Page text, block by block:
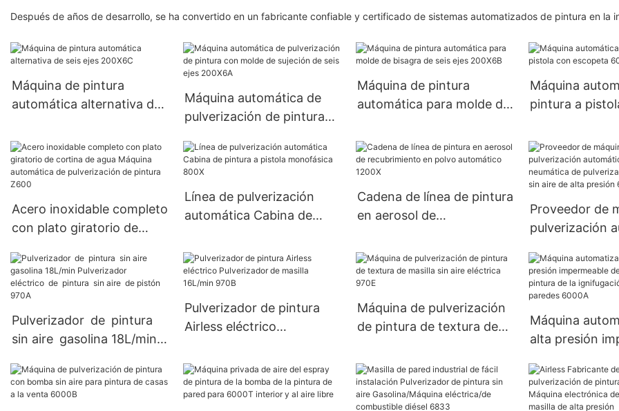
Después de años de desarrollo, se ha convertido en un fabricante confiable y certificado de sistemas automatizados de pintura en la
Máquina de pintura
automática alternativa de
Máquina automática de
pulverización de pintura
seis ejes 200X6A
Máquina de pintura
automática para molde de
200X6B
Máquina
pintura a
Acero inoxidable completo
con plato giratorio de
automática de
pulverización de pintura
Z600
Línea de pulverización
automática Cabina de
monofásica 800X
Cadena de línea de pintura
en aerosol de
automático 1200X
Proveedor de
pulverización
pulverización
sin aire de alta
6c/9c/6528k
Pulverizador de pintura
sin aire gasolina 18L/min
pintura sin aire de pistón
970A
Pulverizador de pintura
Airless eléctrico
16L/min 970B
Máquina de pulverización
de pintura de textura de
970E
Máquina
alta presión
de la
paredes 6000A